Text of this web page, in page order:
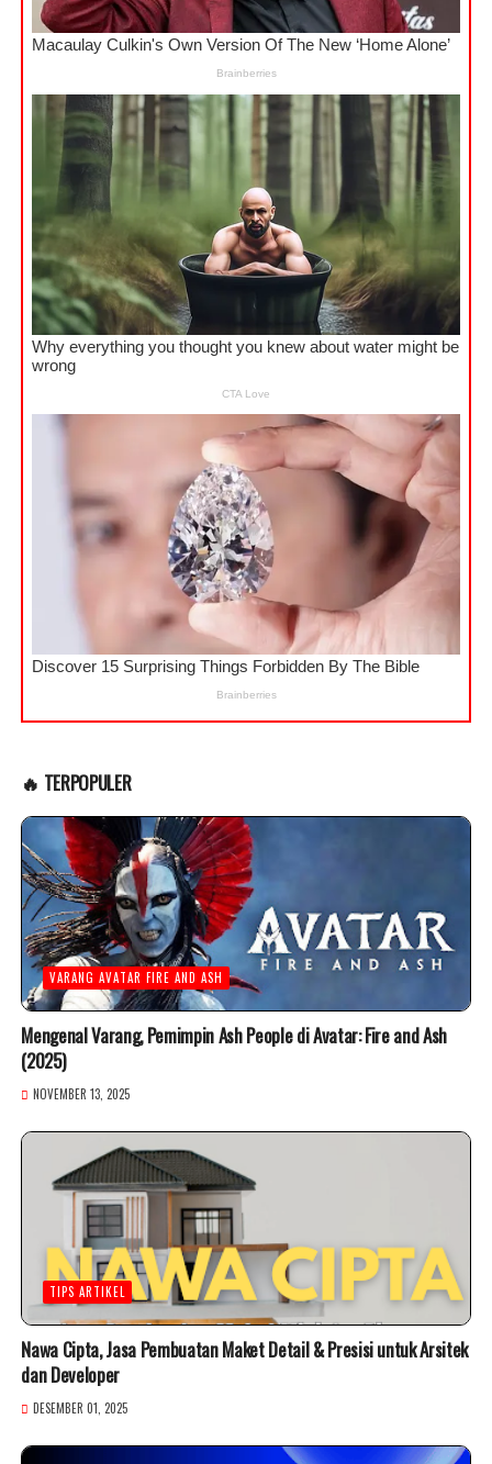
🔥 TERPOPULER
VARANG AVATAR FIRE AND ASH
Mengenal Varang, Pemimpin Ash People di Avatar: Fire and Ash
(2025)
NOVEMBER 13, 2025
TIPS ARTIKEL
Nawa Cipta, Jasa Pembuatan Maket Detail & Presisi untuk Arsitek
dan Developer
DESEMBER 01, 2025